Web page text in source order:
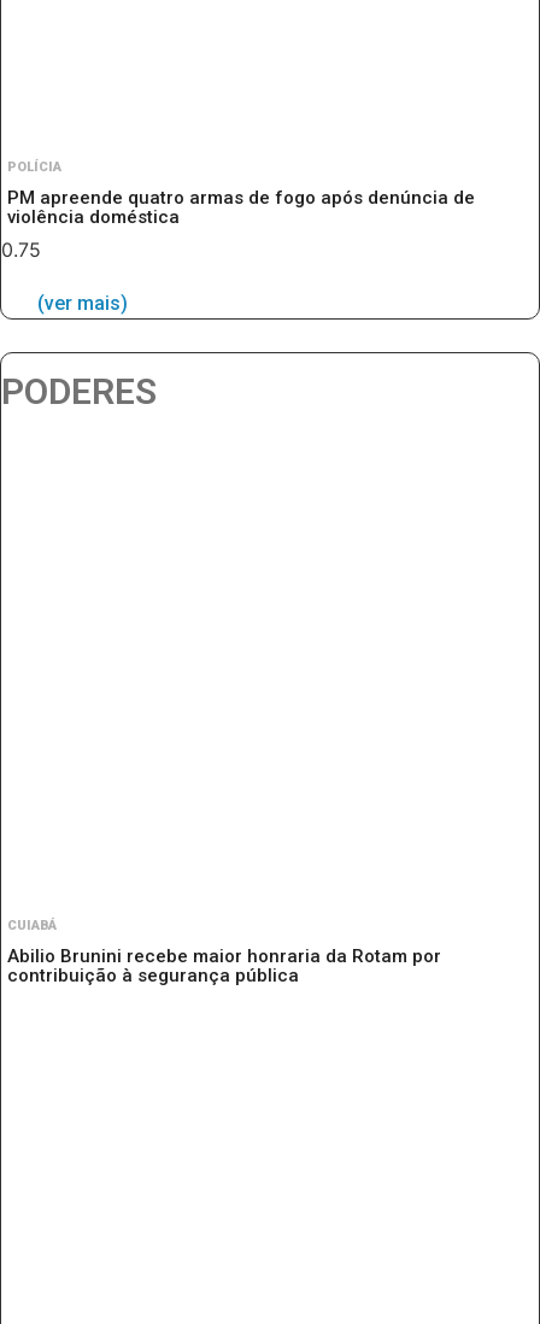
POLÍCIA
PM apreende quatro armas de fogo após denúncia de
violência doméstica
(ver mais)
PODERES
CUIABÁ
Abilio Brunini recebe maior honraria da Rotam por
contribuição à segurança pública